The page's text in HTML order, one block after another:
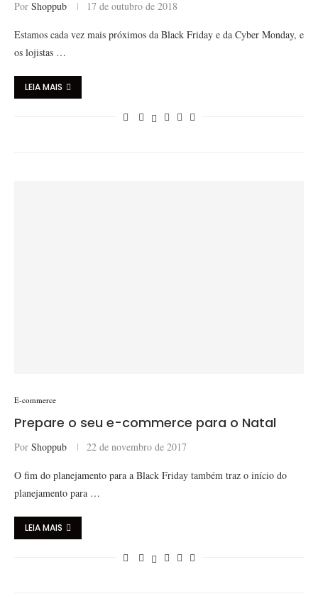
Por Shoppub 17 de outubro de 2018
Estamos cada vez mais próximos da Black Friday e da Cyber Monday, e
os lojistas …
LEIA MAIS
E-commerce
Prepare o seu e-commerce para o Natal
Por Shoppub 22 de novembro de 2017
O fim do planejamento para a Black Friday também traz o início do
planejamento para …
LEIA MAIS